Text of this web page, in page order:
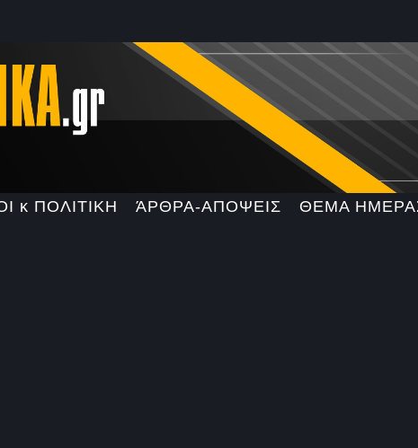
κ ΠΟΛΙΤΙΚΗ ΆΡΘΡΑ-ΑΠΟΨΕΙΣ ΘΕΜΑ